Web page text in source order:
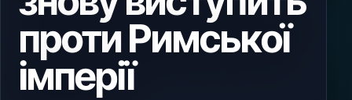
проти Римської
імперії